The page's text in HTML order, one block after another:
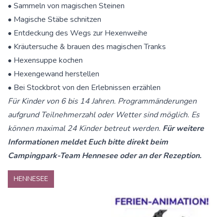
• Sammeln von magischen Steinen
• Magische Stäbe schnitzen
• Entdeckung des Wegs zur Hexenweihe
• Kräutersuche & brauen des magischen Tranks
• Hexensuppe kochen
• Hexengewand herstellen
• Bei Stockbrot von den Erlebnissen erzählen
Für Kinder von 6 bis 14 Jahren. Programmänderungen
aufgrund Teilnehmerzahl oder Wetter sind möglich. Es
können maximal 24 Kinder betreut werden. Für weitere
Informationen meldet Euch bitte direkt beim
Campingpark-Team Hennesee oder an der Rezeption.
HENNESEE